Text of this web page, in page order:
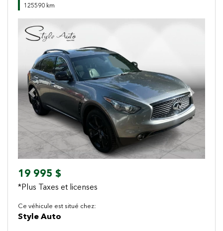
125590 km
Previous Next
19 995 $
*Plus Taxes et licenses
Ce véhicule est situé chez:
Style Auto